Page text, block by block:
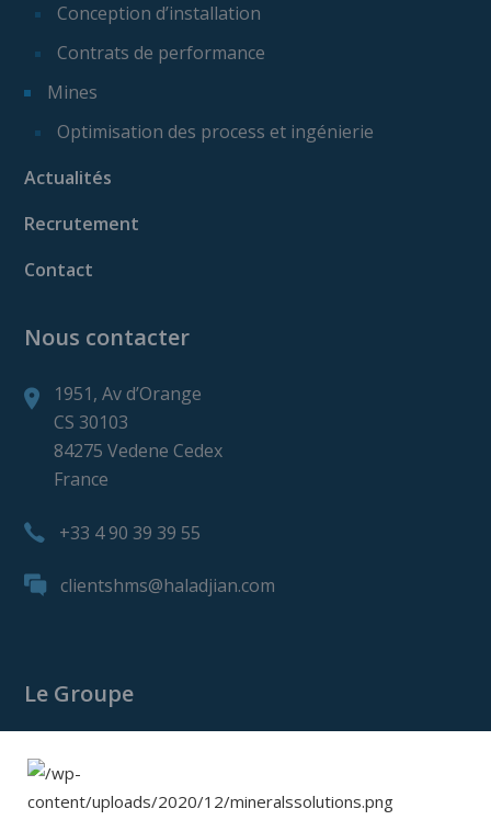
Conception d’installation
Contrats de performance
Mines
Optimisation des process et ingénierie
Actualités
Recrutement
Contact
Nous contacter
1951, Av d’Orange
CS 30103
84275 Vedene Cedex
France
+33 4 90 39 39 55
clientshms@haladjian.com
Le Groupe
Haladjian Mining